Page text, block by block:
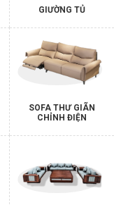
GIƯỜNG TỦ
SOFA THƯ GIÃN
CHỈNH ĐIỆN